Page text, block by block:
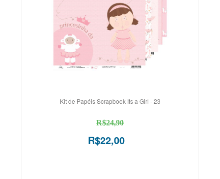
Kit de Papéis Scrapbook Its a Girl - 23
R$24,90
R$22,00